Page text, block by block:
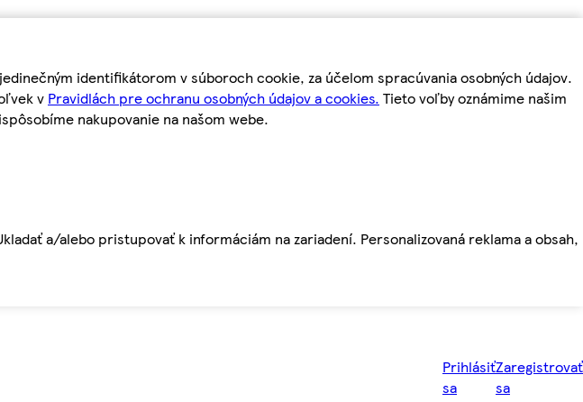
identifikátorom v súboroch cookie, za účelom spracúvania osobných údajov.
v Pravidlách pre ochranu osobných údajov a cookies. Tieto voľby oznámime našim
nakupovanie na našom webe.
a/alebo pristupovať k informáciám na zariadení. Personalizovaná reklama a obsah,
Prihlásiť
sa
Zaregistrovať
sa